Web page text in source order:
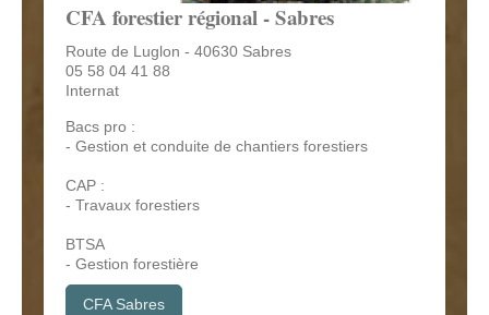
CFA forestier régional - Sabres
Route de Luglon - 40630 Sabres
05 58 04 41 88
Internat
Bacs pro :
- Gestion et conduite de chantiers forestiers
CAP :
- Travaux forestiers
BTSA
- Gestion forestière
CFA Sabres